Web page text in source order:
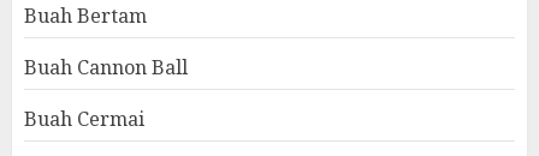
Buah Bertam
Buah Cannon Ball
Buah Cermai